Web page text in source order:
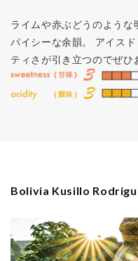
ライムや赤ぶどうのような
パイシーな余韻。 アイス
ティさが引き立つのでぜひ
Bolivia Kusillo